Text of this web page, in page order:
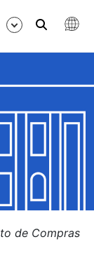
de Compras